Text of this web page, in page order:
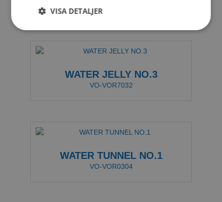
WATER JELLY NO.3
VO-VOR7032
WATER TUNNEL NO.1
VO-VOR0304
VISA DETALJER